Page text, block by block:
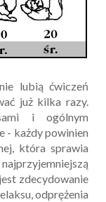
lubią ćwiczeń
już kilka razy.
i ogólnym
- każdy powinien
która sprawia
zdecydowanie
odprężenia